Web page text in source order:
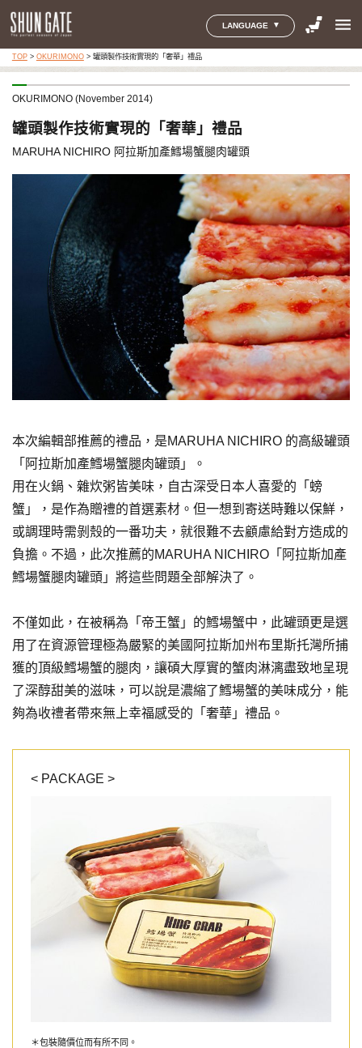
LANGUAGE menu
TOP> OKURIMONO> 罐頭製作技術實現的「奢華」禮品
OKURIMONO (November 2014)
罐頭製作技術實現的「奢華」禮品
MARUHA NICHIRO 阿拉斯加產鱈場蟹腿肉罐頭
< PACKAGE >
＊包裝隨價位而有所不同。
本次編輯部推薦的禮品，是MARUHA NICHIRO 的高級罐頭
「阿拉斯加產鱈場蟹腿肉罐頭」。
用在火鍋、雜炊粥皆美味，自古深受日本人喜愛的「螃
蟹」，是作為贈禮的首選素材。但一想到寄送時難以保鮮，
或調理時需剝殼的一番功夫，就很難不去顧慮給對方造成的
負擔。不過，此次推薦的MARUHA NICHIRO「阿拉斯加產
鱈場蟹腿肉罐頭」將這些問題全部解決了。
不僅如此，在被稱為「帝王蟹」的鱈場蟹中，此罐頭更是選
用了在資源管理極為嚴緊的美國阿拉斯加州布里斯托灣所捕
獲的頂級鱈場蟹的腿肉，讓碩大厚實的蟹肉淋漓盡致地呈現
了深醇甜美的滋味，可以說是濃縮了鱈場蟹的美味成分，能
夠為收禮者帶來無上幸福感受的「奢華」禮品。